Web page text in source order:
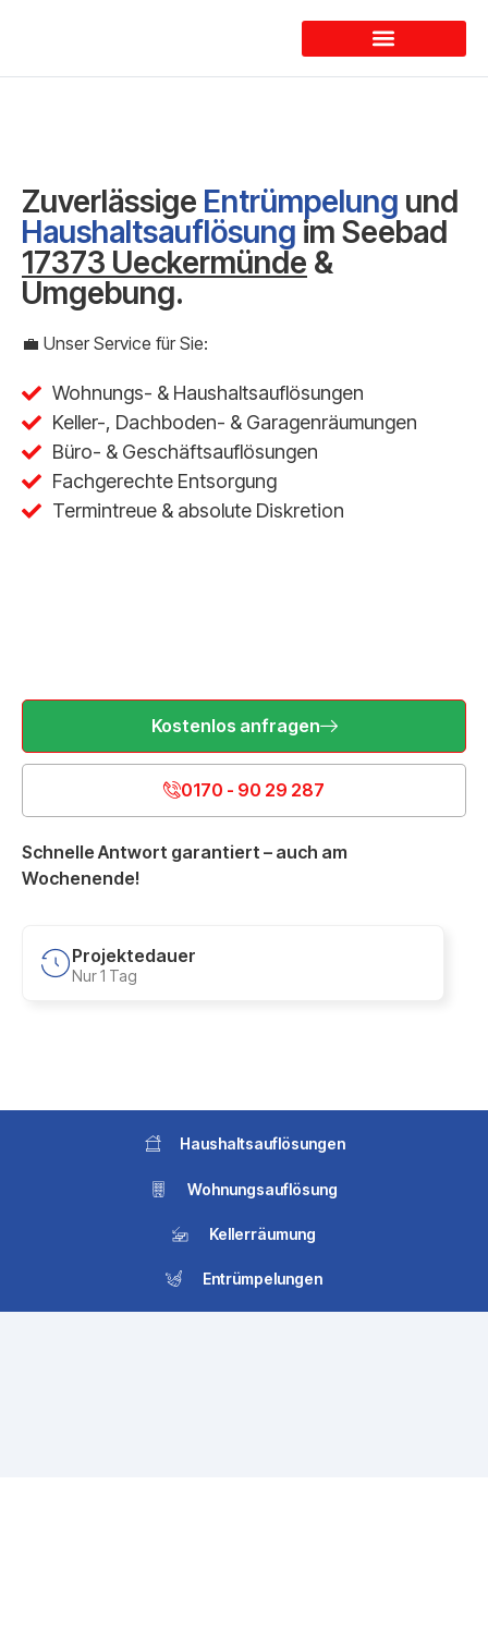
Zuverlässige Entrümpelung und
Haushaltsauflösung im Seebad
17373 Ueckermünde &
Umgebung.
💼 Unser Service für Sie:
Wohnungs- & Haushaltsauflösungen
Keller-, Dachboden- & Garagenräumungen
Büro- & Geschäftsauflösungen
Fachgerechte Entsorgung
Termintreue & absolute Diskretion
Kostenlos anfragen
0170 - 90 29 287
Schnelle Antwort garantiert – auch am
Wochenende!
Projektedauer
Nur 1 Tag
Haushaltsauflösungen
Wohnungsauflösung
Kellerräumung
Entrümpelungen